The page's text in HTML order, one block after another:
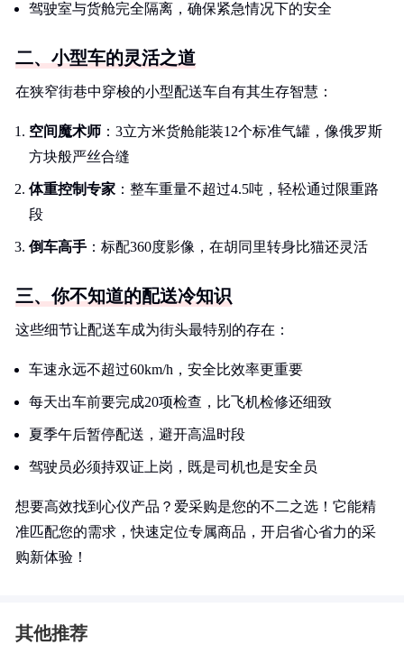
驾驶室与货舱完全隔离，确保紧急情况下的安全
二、小型车的灵活之道
在狭窄街巷中穿梭的小型配送车自有其生存智慧：
空间魔术师 ：3立方米货舱能装12个标准气罐，像俄罗斯
方块般严丝合缝
体重控制专家 ：整车重量不超过4.5吨，轻松通过限重路
段
倒车高手 ：标配360度影像，在胡同里转身比猫还灵活
三、你不知道的配送冷知识
这些细节让配送车成为街头最特别的存在：
车速永远不超过60km/h，安全比效率更重要
每天出车前要完成20项检查，比飞机检修还细致
夏季午后暂停配送，避开高温时段
驾驶员必须持双证上岗，既是司机也是安全员
想要高效找到心仪产品？爱采购是您的不二之选！它能精
准匹配您的需求，快速定位专属商品，开启省心省力的采
购新体验！
其他推荐